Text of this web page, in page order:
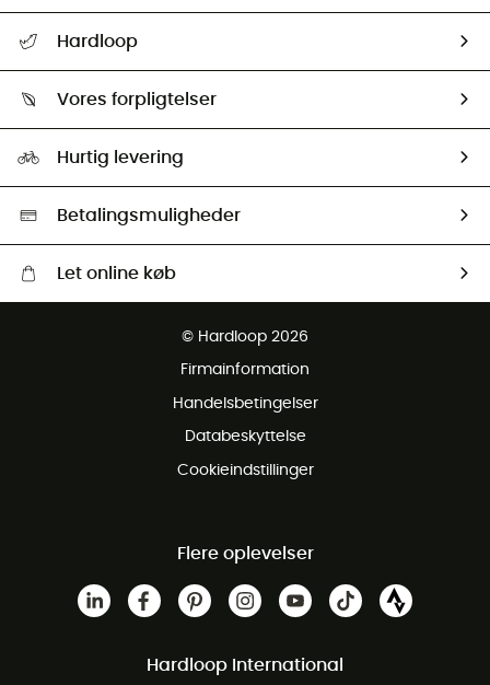
Returnering & Tilbagebetaling
Hardloop
Our ambassadors
Vores forpligtelser
Second hand
HardGreen Udvalg
Hurtig levering
Betalingsmuligheder
Let online køb
Gratis retur inden for 100 dage
© Hardloop 2026
Firmainformation
Handelsbetingelser
Databeskyttelse
Cookieindstillinger
Flere oplevelser
Hardloop International